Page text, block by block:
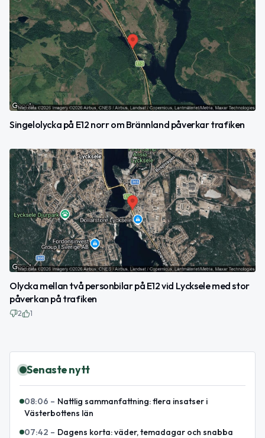
Singelolycka på E12 norr om Brännland påverkar trafiken
Olycka mellan två personbilar på E12 vid Lycksele med stor
påverkan på trafiken
2 1
Senaste nytt
08:06 – Nattlig sammanfattning: flera insatser i
Västerbottens län
07:42 – Dagens korta: väder, temadagar och snabba